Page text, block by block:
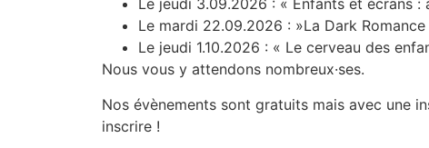
Le jeudi 3.09.2026 : « Enfants et écrans
Le mardi 22.09.2026 : »La Dark
Le jeudi 1.10.2026 : « Le cerveau des
Nous vous y attendons nombreux·ses.
Nos évènements sont gratuits mais avec une
inscrire !